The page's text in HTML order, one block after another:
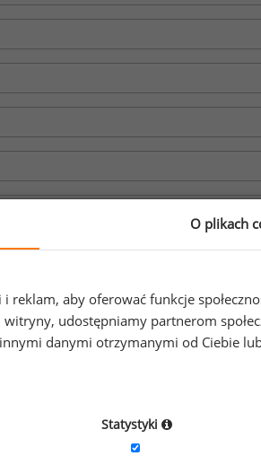
zapoznałam się z
moich danych osobowych
na przesłane zapytanie.
O plikach
aby oferować funkcje
udostępniamy partnerom
danymi otrzymanymi od Ciebie
Statystyki